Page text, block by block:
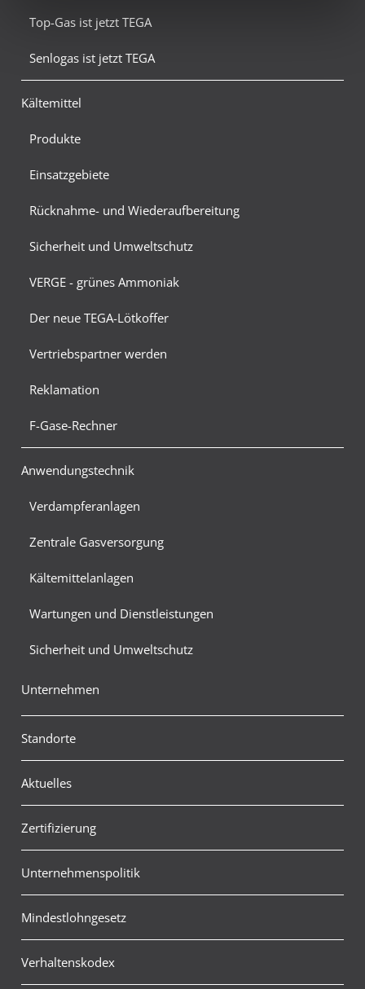
Top-Gas ist jetzt TEGA
Senlogas ist jetzt TEGA
Kältemittel
Produkte
Einsatzgebiete
Rücknahme- und Wiederaufbereitung
Sicherheit und Umweltschutz
VERGE - grünes Ammoniak
Der neue TEGA-Lötkoffer
Vertriebspartner werden
Reklamation
F-Gase-Rechner
Anwendungstechnik
Verdampferanlagen
Zentrale Gasversorgung
Kältemittelanlagen
Wartungen und Dienstleistungen
Sicherheit und Umweltschutz
Unternehmen
Standorte
Aktuelles
Zertifizierung
Unternehmenspolitik
Mindestlohngesetz
Verhaltenskodex